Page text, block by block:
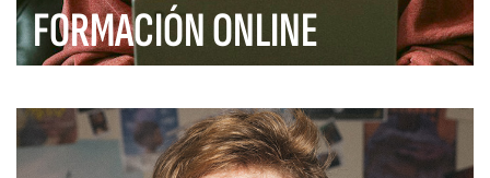
FORMACIÓN ONLINE